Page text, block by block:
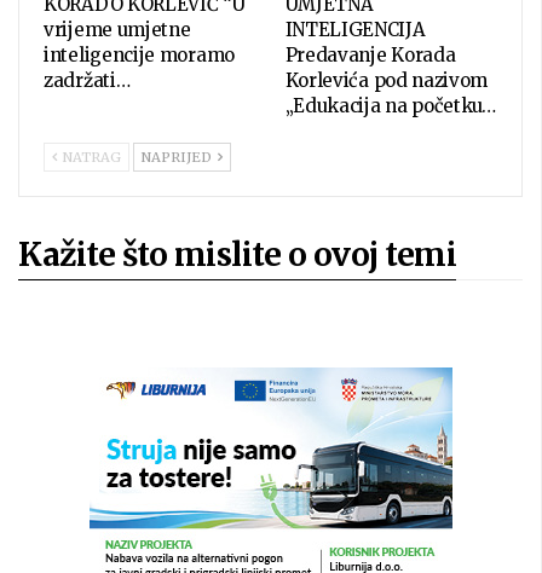
vrijeme umjetne
inteligencije moramo
zadržati…
INTELIGENCIJA
Predavanje Korada
Korlevića pod nazivom
„Edukacija na početku…
NATRAG NAPRIJED
Kažite što mislite o ovoj temi